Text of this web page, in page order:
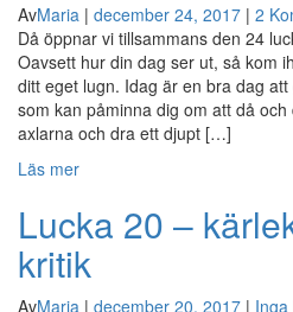
AvMaria | december 24, 2017 | 2
Då öppnar vi tillsammans den 24
Oavsett hur din dag ser ut, så kom
ditt eget lugn. Idag är en bra dag
som kan påminna dig om att då
axlarna och dra ett djupt […]
Läs mer
Lucka 20 –
kritik
AvMaria | december 20, 2017 |